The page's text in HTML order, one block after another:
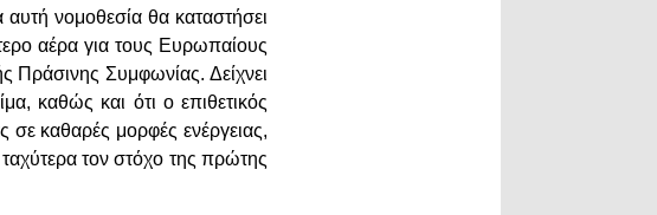
νομοθεσία θα καταστήσει
αέρα για τους Ευρωπαίους
Πράσινης Συμφωνίας. Δείχνει
καθώς και ότι ο επιθετικός
καθαρές μορφές ενέργειας,
τον στόχο της πρώτης